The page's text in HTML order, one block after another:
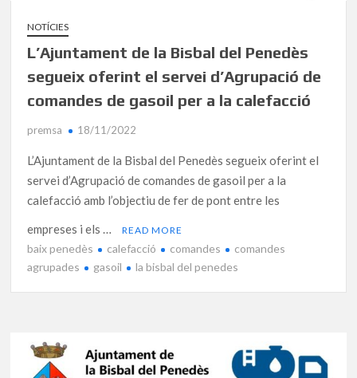
NOTÍCIES
L’Ajuntament de la Bisbal del Penedès
segueix oferint el servei d’Agrupació de
comandes de gasoil per a la calefacció
premsa 18/11/2022
L’Ajuntament de la Bisbal del Penedès segueix oferint el
servei d’Agrupació de comandes de gasoil per a la
calefacció amb l’objectiu de fer de pont entre les
empreses i els …
READ MORE
baix penedès calefacció comandes
comandes
agrupades
gasoil la bisbal del penedes